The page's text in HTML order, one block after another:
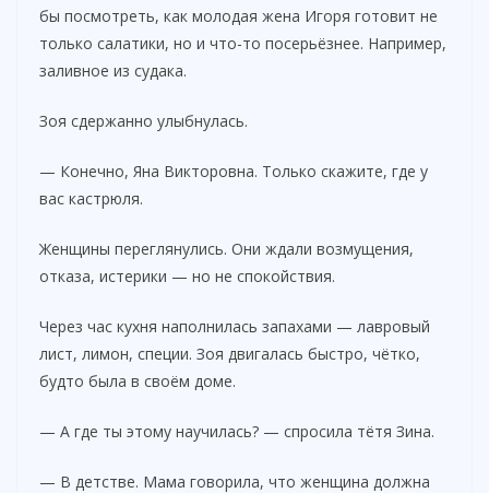
бы посмотреть, как молодая жена Игоря готовит не
только салатики, но и что-то посерьёзнее. Например,
заливное из судака.
Зоя сдержанно улыбнулась.
— Конечно, Яна Викторовна. Только скажите, где у
вас кастрюля.
Женщины переглянулись. Они ждали возмущения,
отказа, истерики — но не спокойствия.
Через час кухня наполнилась запахами — лавровый
лист, лимон, специи. Зоя двигалась быстро, чётко,
будто была в своём доме.
— А где ты этому научилась? — спросила тётя Зина.
— В детстве. Мама говорила, что женщина должна